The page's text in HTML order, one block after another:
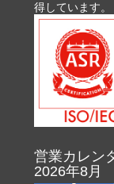
得しています。
営業カレン
2026年8月